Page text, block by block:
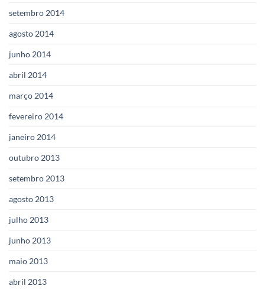
setembro 2014
agosto 2014
junho 2014
abril 2014
março 2014
fevereiro 2014
janeiro 2014
outubro 2013
setembro 2013
agosto 2013
julho 2013
junho 2013
maio 2013
abril 2013